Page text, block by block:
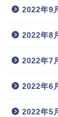
2022年9
2022年8
2022年7
2022年6
2022年5